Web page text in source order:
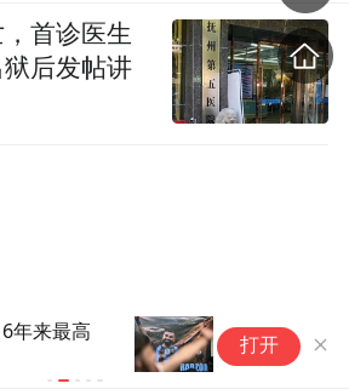
长跟萨拉赫开玩笑：
块漂亮的土地吧
打开
首诊医生
后发帖讲